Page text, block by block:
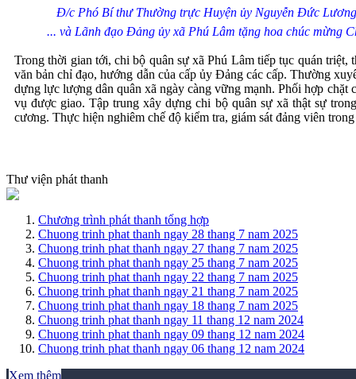
Đ/c Phó Bí thư Thường trực Huyện ủy Nguyễn Đức
... và Lãnh đạo Đảng ủy xã Phú Lâm tặng hoa chúc mừng
Trong thời gian tới, chi bộ quân sự xã Phú Lâm tiếp tục quán
văn bản chỉ đạo, hướng dẫn của cấp ủy Đảng các cấp. Thường
dựng lực lượng dân quân xã ngày càng vững mạnh. Phối hợp
vụ được giao. Tập trung xây dựng chi bộ quân sự xã thật sự
cương. Thực hiện nghiêm chế độ kiểm tra, giám sát đảng viên
Thư viện phát thanh
Chương trình phát thanh tổng hợp
Chuong trinh phat thanh ngay 28 thang 7 nam 2025
Chuong trinh phat thanh ngay 27 thang 7 nam 2025
Chuong trinh phat thanh ngay 25 thang 7 nam 2025
Chuong trinh phat thanh ngay 22 thang 7 nam 2025
Chuong trinh phat thanh ngay 21 thang 7 nam 2025
Chuong trinh phat thanh ngay 18 thang 7 nam 2025
Chuong trinh phat thanh ngay 11 thang 12 nam 2024
Chuong trinh phat thanh ngay 09 thang 12 nam 2024
Chuong trinh phat thanh ngay 06 thang 12 nam 2024
Xem thêm